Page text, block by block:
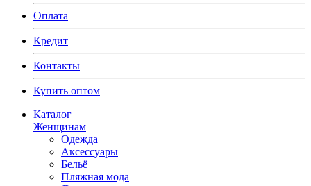
Оплата
Кредит
Контакты
Купить оптом
Каталог
Женщинам
Одежда
Аксессуары
Бельё
Пляжная мода